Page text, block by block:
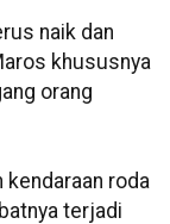
naik dan
khususnya
orang
roda
terjadi